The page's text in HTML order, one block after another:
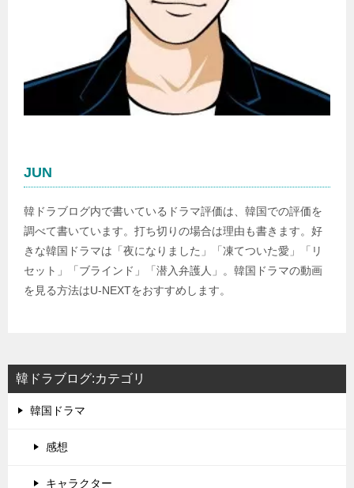
JUN
韓ドラブログ内で書いているドラマ評価は、韓国での評価を
調べて書いています。打ち切りの場合は理由も書きます。好
きな韓国ドラマは「夜になりました」「凍てついた愛」「リ
セット」「ブラインド」「潜入弁護人」。韓国ドラマの動画
を見る方法はU-NEXTをおすすめします。
韓ドラブログ:カテゴリ
韓国ドラマ
感想
キャラクター